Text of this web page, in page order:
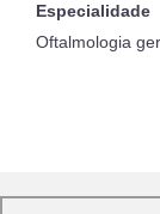
Especialidade
Oftalmologia